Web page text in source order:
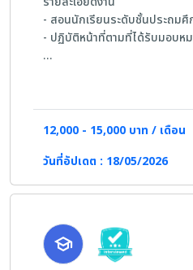
- สอนนักเรียนระดับชั้นประถมศึ
- ปฏิบัติหน้าที่ตามที่ได้รับมอบห
-อายุ 23-35 ปี
-จบการศึกษาระดับปริญญาตรีเอ
-มีประสบการณ์ในการสอน 2-3 ปี
-หากมีใบประกอบวิชาชีพ จะพิจ
12,000 - 15,000 บาท / เดือน
วันที่อัปเดต : 18/05/2026